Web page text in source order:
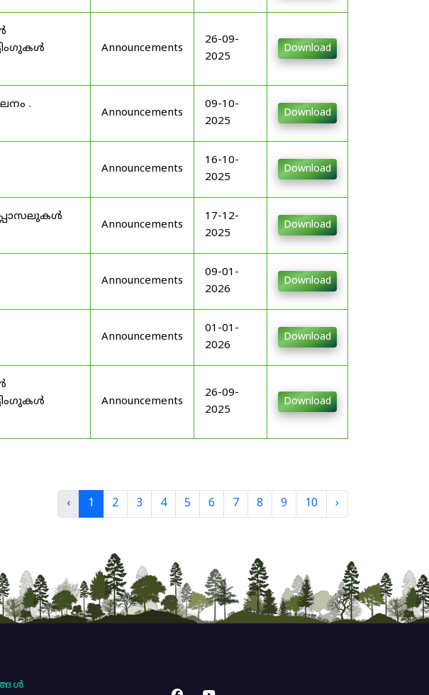
Announcements
26-09-
2025
Download
.
Announcements
09-10-
2025
Download
Announcements
16-10-
2025
Download
Announcements
17-12-
2025
Download
Announcements
09-01-
2026
Download
Announcements
01-01-
2026
Download
Announcements
26-09-
2025
Download
‹ 1 2 3 4 5 6 7 8 9 10 ›